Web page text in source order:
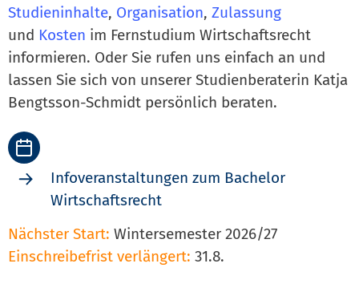
Studieninhalte, Organisation, Zulassung
und Kosten im Fernstudium Wirtschaftsrecht
informieren. Oder Sie rufen uns einfach an und
lassen Sie sich von unserer Studienberaterin Katja
Bengtsson-Schmidt persönlich beraten.
Infoveranstaltungen zum Bachelor
Wirtschaftsrecht
Nächster Start: Wintersemester 2026/27
Einschreibefrist verlängert: 31.8.